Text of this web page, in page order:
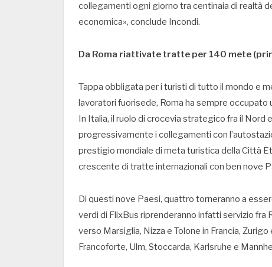
collegamenti ogni giorno tra centinaia di realtà
economica», conclude Incondi.
Da Roma riattivate tratte per 140 mete
Tappa obbligata per i turisti di tutto il mondo e
lavoratori fuorisede, Roma ha sempre
In Italia, il ruolo di crocevia strategico fra il Nord
progressivamente i collegamenti con
prestigio mondiale di meta turistica della Città
crescente di tratte internazionali con ben nove
Di questi nove Paesi, quattro torneranno a
verdi di FlixBus riprenderanno infatti servizio fra
verso Marsiglia, Nizza e Tolone in Francia,
Francoforte, Ulm, Stoccarda, Karlsruhe e